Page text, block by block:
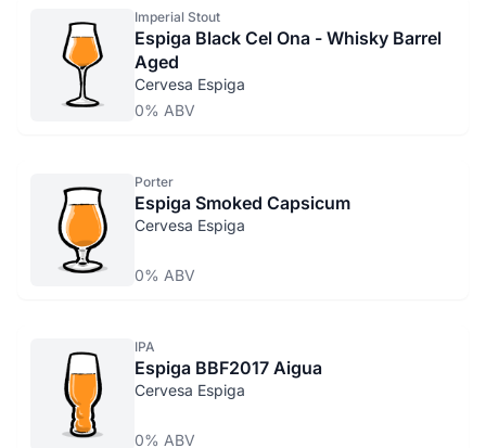
Imperial Stout
Espiga Black Cel Ona - Whisky Barrel
Aged
Cervesa Espiga
0% ABV
Porter
Espiga Smoked Capsicum
Cervesa Espiga
0% ABV
IPA
Espiga BBF2017 Aigua
Cervesa Espiga
0% ABV